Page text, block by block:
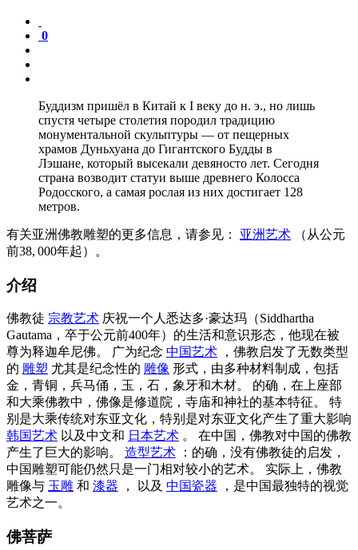
0
Буддизм пришёл в Китай к I веку до н. э., но лишь
спустя четыре столетия породил традицию
монументальной скульптуры — от пещерных
храмов Дуньхуана до Гигантского Будды в
Лэшане, который высекали девяносто лет. Сегодня
страна возводит статуи выше древнего Колосса
Родосского, а самая рослая из них достигает 128
метров.
有关亚洲佛教雕塑的更多信息，请参见： 亚洲艺术 （从公元
前38, 000年起）。
介绍
佛教徒 宗教艺术 庆祝一个人悉达多·豪达玛（Siddhartha
Gautama，卒于公元前400年）的生活和意识形态，他现在被
尊为释迦牟尼佛。 广为纪念 中国艺术 ，佛教启发了无数类型
的 雕塑 尤其是纪念性的 雕像 形式，由多种材料制成，包括
金，青铜，兵马俑，玉，石，象牙和木材。 的确，在上座部
和大乘佛教中，佛像是修道院，寺庙和神社的基本特征。 特
别是大乘传统对东亚文化，特别是对东亚文化产生了重大影响
韩国艺术 以及中文和 日本艺术 。 在中国，佛教对中国的佛教
产生了巨大的影响。 造型艺术 ：的确，没有佛教徒的启发，
中国雕塑可能仍然只是一门相对较小的艺术。 实际上，佛教
雕像与 玉雕 和 漆器 ， 以及 中国瓷器 ，是中国最独特的视觉
艺术之一。
佛菩萨